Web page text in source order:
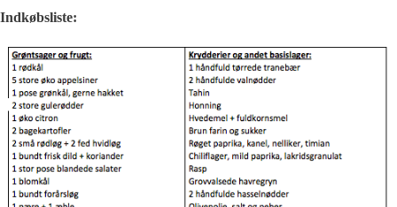
Indkøbsliste: